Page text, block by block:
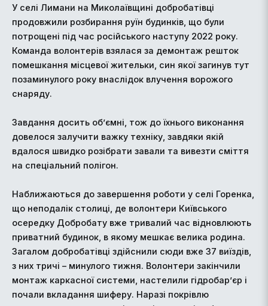
У селі Лимани на Миколаївщині добробатівці
продовжили розбирання руїн будинків, що були
потрощені під час російського наступу 2022 року.
Команда волонтерів взялася за демонтаж решток
помешкання місцевої жительки, син якої загинув тут
позаминулого року внаслідок влучення ворожого
снаряду.
Завдання досить об’ємні, тож до їхнього виконання
довелося залучити важку техніку, завдяки якій
вдалося швидко розібрати завали та вивезти сміття
на спеціальний полігон.
Наближаються до завершення роботи у селі Горенка,
що неподалік столиці, де волонтери Київського
осередку Добробату вже тривалий час відновлюють
приватний будинок, в якому мешкає велика родина.
Загалом добробатівці здійснили сюди вже 37 виїздів,
з них тричі – минулого тижня. Волонтери закінчили
монтаж каркасної системи, настелили гідробар’єр і
почали вкладання шиферу. Наразі покрівлю